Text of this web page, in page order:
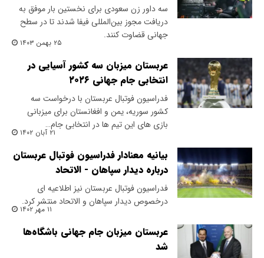
سه داور زن سعودی برای نخستین بار موفق به
دریافت مجوز بین‌المللی فیفا شدند تا در سطح
جهانی قضاوت کنند.
۲۵ بهمن ۱۴۰۳
عربستان میزبان سه کشور آسیایی در
انتخابی جام جهانی ۲۰۲۶
فدراسیون فوتبال عربستان با درخواست سه
کشور سوریه، یمن و افغانستان برای میزبانی
بازی های این تیم ها در انتخابی جام…
۲۱ آبان ۱۴۰۲
بیانیه معنادار فدراسیون فوتبال عربستان
درباره دیدار سپاهان - الاتحاد
فدراسیون فوتبال عربستان نیز اطلاعیه ای
درخصوص دیدار سپاهان و الاتحاد منتشر کرد.
۱۱ مهر ۱۴۰۲
عربستان میزبان جام جهانی باشگاه‌ها
شد